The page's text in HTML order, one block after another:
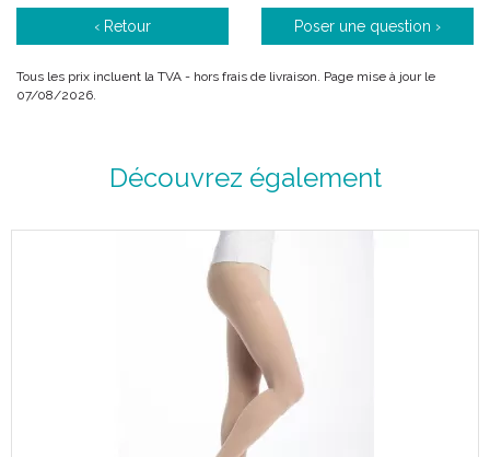
‹ Retour Poser une question ›
Tous les prix incluent la TVA - hors frais de livraison. Page mise à jour le
07/08/2026.
Découvrez également